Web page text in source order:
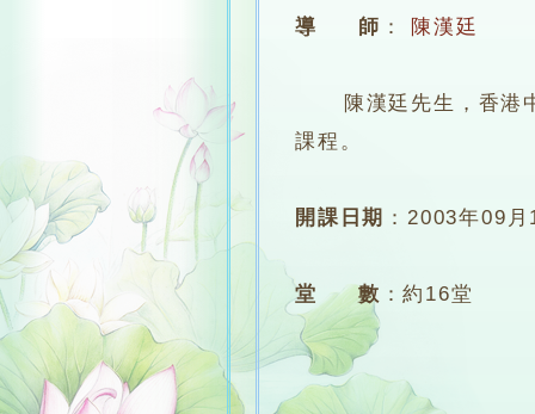
導 師 ： 陳漢廷
陳漢廷先生，香港中
課程。
開課日期 ：2003年09月
堂 數 ：約16堂